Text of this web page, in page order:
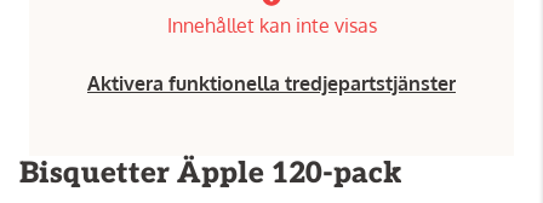
Innehållet kan inte visas
Aktivera funktionella tredjepartstjänster
Bisquetter Äpple 120-pack